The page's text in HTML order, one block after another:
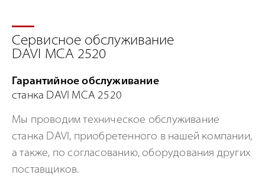
Сервисное обслуживание
DAVI MCA 2520
Гарантийное обслуживание
станка DAVI MCA 2520
Мы проводим техническое обслуживание
станка DAVI, приобретенного в нашей компании,
а также, по согласованию, оборудования других
поставщиков.